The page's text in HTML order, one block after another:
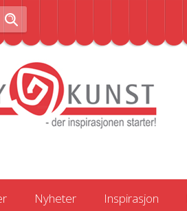
Nyheter Inspirasjon